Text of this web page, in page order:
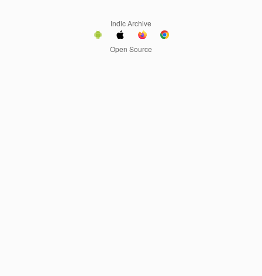
Indic Archive
Open Source